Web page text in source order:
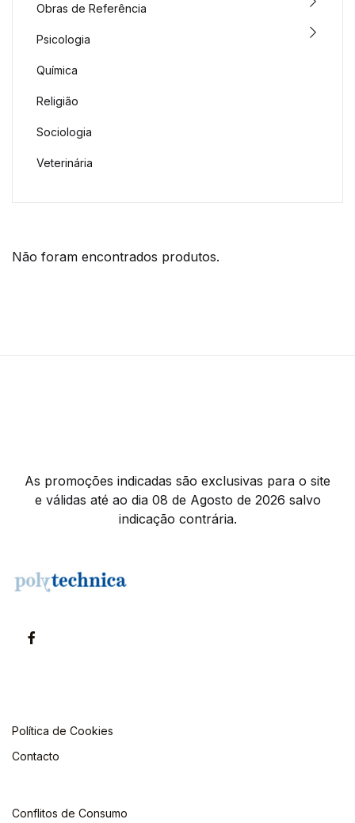
Não foram encontrados produtos.
Obras de Referência
Psicologia
Química
Religião
Sociologia
Veterinária
As promoções indicadas são exclusivas para o site
e válidas até ao dia 08 de Agosto de 2026 salvo
indicação contrária.
Política de Cookies
Contacto
Conflitos de Consumo